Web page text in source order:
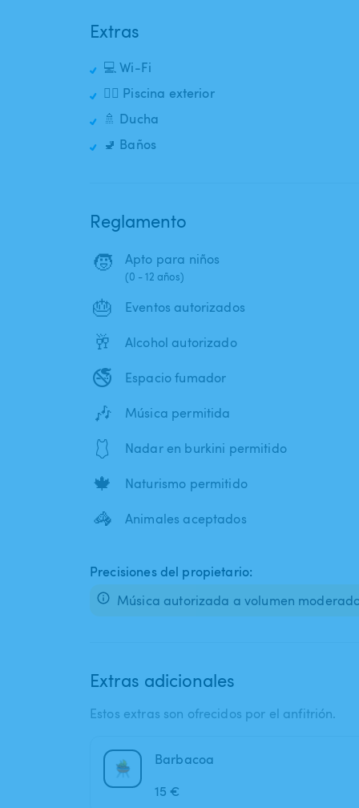
Extras
💻 Wi-Fi
🏊‍♂️ Piscina exterior
🚿 Ducha
🚽 Baños
Reglamento
🧒 Apto para niños
(0 - 12 años)
🎂 Eventos autorizados
🥂 Alcohol autorizado
🚭 Espacio fumador
🎶 Música permitida
🩱 Nadar en burkini permitido
🍁 Naturismo permitido
🦓 Animales aceptados
Precisiones del propietario:
Música autorizada a volumen
Extras adicionales
Estos extras son ofrecidos por el anfitrión.
Barbacoa
15 €